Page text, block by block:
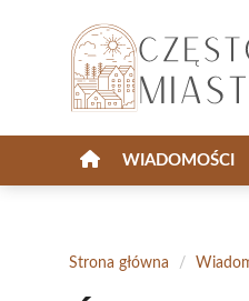
WIADOMOŚCI
Strona główna /